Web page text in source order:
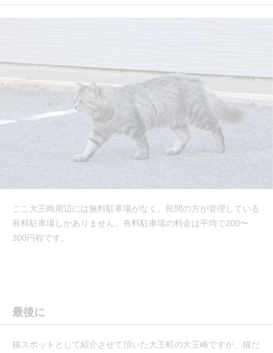
ここ大王崎周辺には無料駐車場がなく、民間の方が管理している
有料駐車場しかありません。有料駐車場の料金は平均で200〜
300円程です。
最後に
猫スポットとして紹介させて頂いた大王町の大王崎ですが、猫だ